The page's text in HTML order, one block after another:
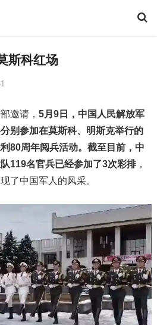
斯科红场
邀请， 5月9日，中国人民解放军
别参加在莫斯科、明斯克举行的
80周年阅兵活动。截至目前，中
119名官兵已经参加了3次彩排，
了中国军人的风采。